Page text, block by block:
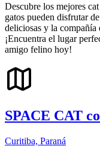
Descubre los mejores
gatos pueden disfrutar
deliciosas y la compañía
¡Encuentra el lugar
amigo felino hoy!
SPACE CAT
Curitiba, Paraná